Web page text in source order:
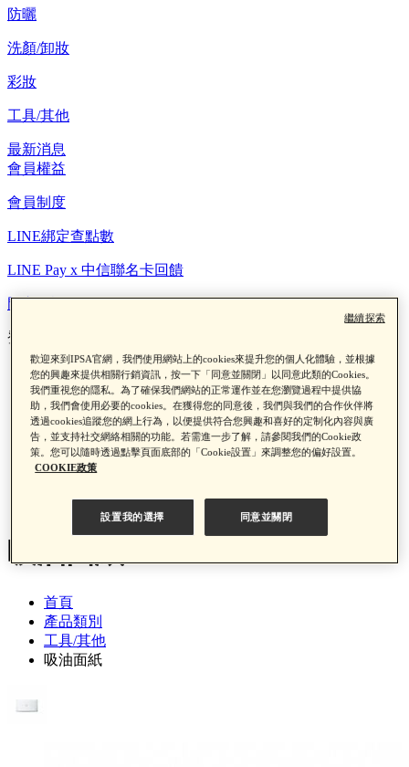
防曬
洗顏/卸妝
彩妝
工具/其他
最新消息
會員權益
會員制度
LINE綁定查點數
LINE Pay x 中信聯名卡回饋
門市資訊
登入/註冊
門市資訊
登入/註冊
吸油面紙
首頁
產品類別
工具/其他
吸油面紙
歡迎來到IPSA官網，我們使用網站上的cookies來提升您的個人化體驗，並根據
您的興趣來提供相關行銷資訊，按一下「同意並關閉」以同意此類的Cookies。
我們重視您的隱私。為了確保我們網站的正常運作並在您瀏覽過程中提供協
助，我們會使用必要的cookies。在獲得您的同意後，我們與我們的合作伙伴將
透過cookies追蹤您的網上行為，以便提供符合您興趣和喜好的定制化內容與廣
告，並支持社交網絡相關的功能。若需進一步了解，請參閱我們的Cookie政
策。您可以隨時透過點擊頁面底部的「Cookie設置」來調整您的偏好設置。
COOKIE政策
設置我的選擇 同意並關閉
繼續探索